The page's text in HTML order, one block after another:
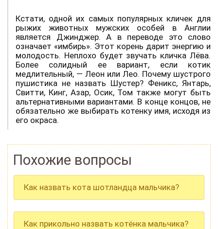
Кстати, одной их самых популярных кличек для
рыжих животных мужских особей в Англии
является Джинджер. А в переводе это слово
означает «имбирь». Этот корень дарит энергию и
молодость. Неплохо будет звучать кличка Лёва.
Более солидный ее вариант, если котик
медлительный, — Леон или Лео. Почему шустрого
пушистика не назвать Шустер? Феникс, Янтарь,
Свитти, Кинг, Азар, Осик, Том также могут быть
альтернативными вариантами. В конце концов, не
обязательно же выбирать котенку имя, исходя из
его окраса.
Похожие вопросы
Как назвать кота шотландца мальчика?
Как прикольно назвать котёнка мальчика?